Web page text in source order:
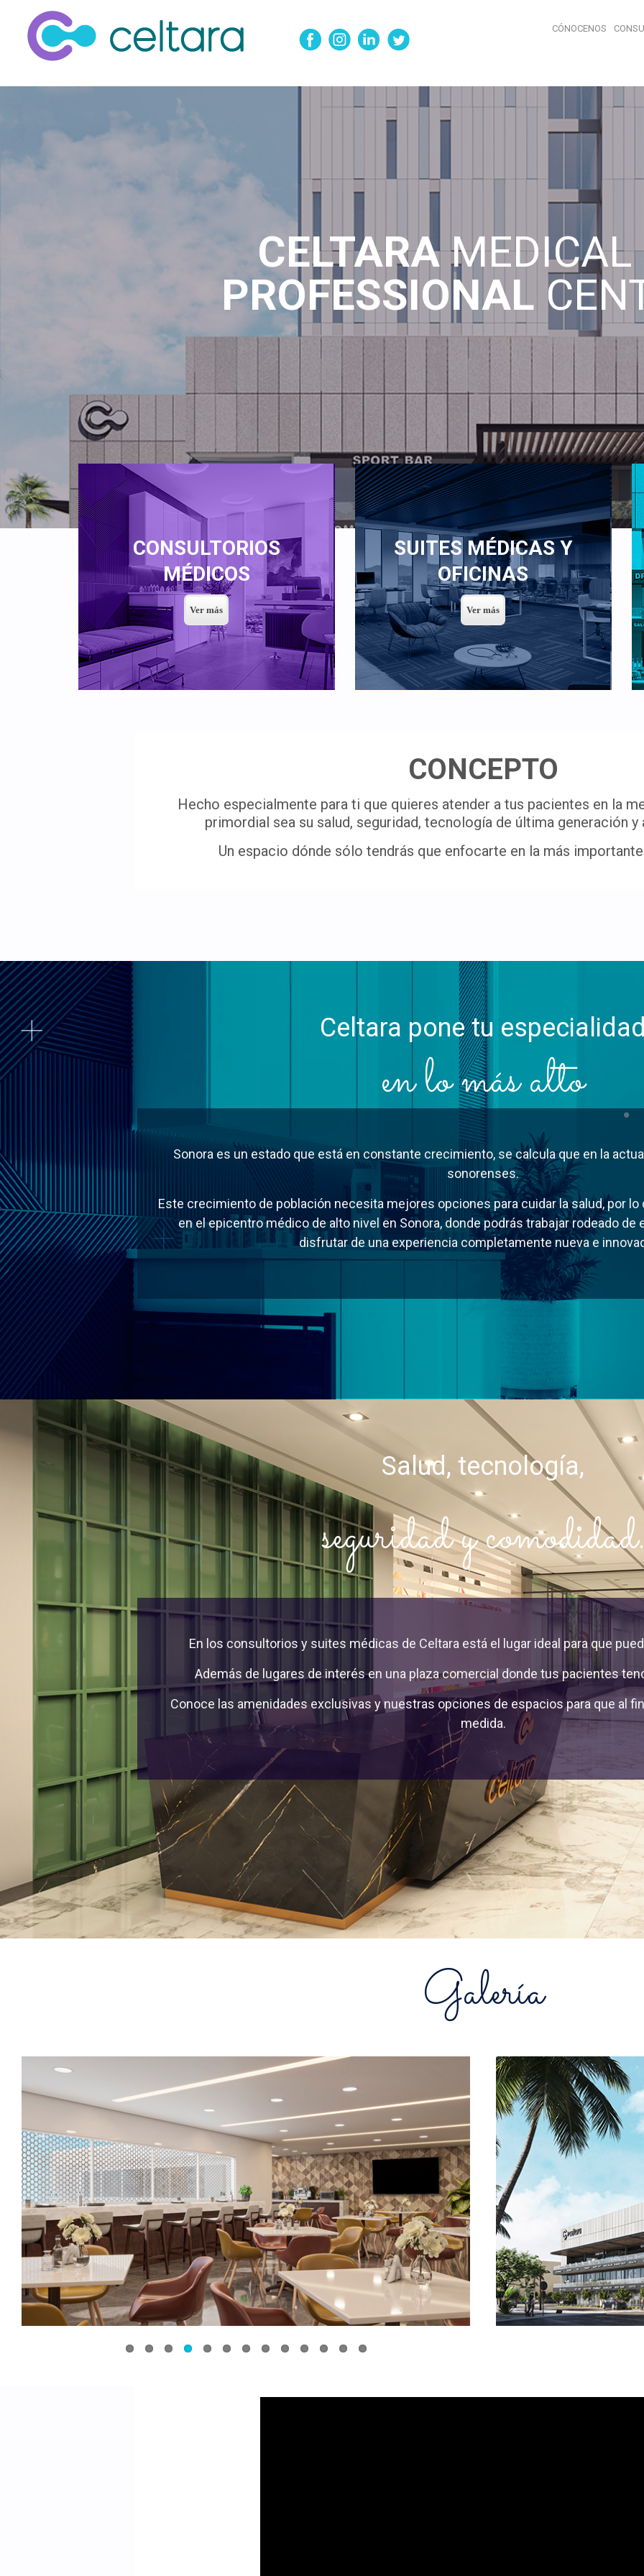
CÓNOCENOS
CELTARAMEDICAL
PROFESSIONAL
CONSULTORIOS
MÉDICOS
SUITES MÉDICAS Y
OFICINAS
CONCEPTO
Hecho especialmente para ti que quieres atender a tus pacientes en la
primordial sea su salud, seguridad, tecnología de última generación
Un espacio dónde sólo tendrás que enfocarte en la más
Celtara pone tu
en lo más alto
Sonora es un estado que está en constante crecimiento, se calcula que en la
sonorenses.
Este crecimiento de población necesita mejores opciones para cuidar la salud, por
en el epicentro médico de alto nivel en Sonora, donde podrás trabajar rodeado de
disfrutar de una experiencia completamente nueva e
Salud, tecnología,
seguridad y
En los consultorios y suites médicas de Celtara está el lugar ideal para que
Además de lugares de interés en una plaza comercial donde tus pacientes
Conoce las amenidades exclusivas y nuestras opciones de espacios para que al
medida.
Galería